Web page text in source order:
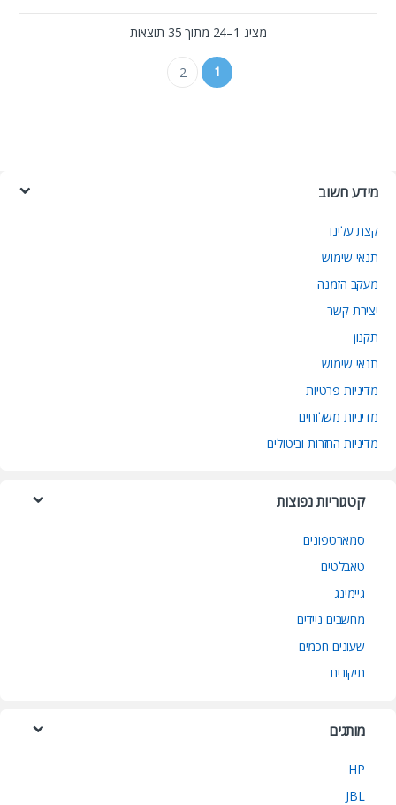
מציג 1–24 מתוך 35 תוצאות
1
2
מידע חשוב
קצת עלינו
תנאי שימוש
מעקב הזמנה
יצירת קשר
תקנון
תנאי שימוש
מדיניות פרטיות
מדיניות משלוחים
מדיניות החזרות וביטולים
קטגוריות נפוצות
סמארטפונים
טאבלטים
גיימינג
מחשבים ניידים
שעונים חכמים
תיקונים
מותגים
HP
JBL